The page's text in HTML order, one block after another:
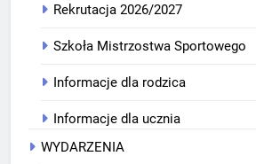
Rekrutacja 2026/2027
Szkoła Mistrzostwa Sportowego
Informacje dla rodzica
Informacje dla ucznia
WYDARZENIA